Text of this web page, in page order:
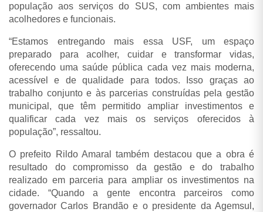
população aos serviços do SUS, com ambientes mais
acolhedores e funcionais.
“Estamos entregando mais essa USF, um espaço
preparado para acolher, cuidar e transformar vidas,
oferecendo uma saúde pública cada vez mais moderna,
acessível e de qualidade para todos. Isso graças ao
trabalho conjunto e às parcerias construídas pela gestão
municipal, que têm permitido ampliar investimentos e
qualificar cada vez mais os serviços oferecidos à
população”, ressaltou.
O prefeito Rildo Amaral também destacou que a obra é
resultado do compromisso da gestão e do trabalho
realizado em parceria para ampliar os investimentos na
cidade. “Quando a gente encontra parceiros como
governador Carlos Brandão e o presidente da Agemsul,